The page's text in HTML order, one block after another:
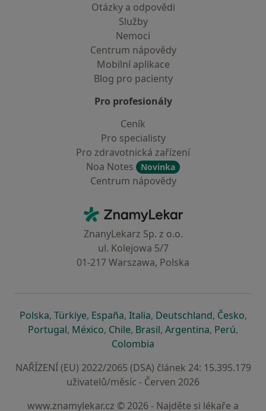
Otázky a odpovědi
Služby
Nemoci
Centrum nápovědy
Mobilní aplikace
Blog pro pacienty
Pro profesionály
Ceník
Pro specialisty
Pro zdravotnická zařízení
Noa Notes
Novinka
Centrum nápovědy
ZnamyLekar - Hlavní stránka
ZnanyLekarz Sp. z o.o.
ul. Kolejowa 5/7
01-217 Warszawa, Polska
Polskase otevře v nové záložce
, Türkiyese otevře v nové záložce
, Españase otevře v nové záložce
, Italiase otevře v nové záložce
, Deutschlandse otevře v
, Českose
,
Portugalse otevře v nové záložce
, Méxicose otevře v nové záložce
, Chilese otevře v nové záložce
, Brasilse otevře v nové
, Argentinase otevře v
, Perúse
,
Colombia
NAŘÍZENÍ (EU) 2022/2065 (DSA) článek 24: 15.395.179
uživatelů/měsíc - Červen 2026
www.znamylekar.cz © 2026 - Najděte si lékaře a